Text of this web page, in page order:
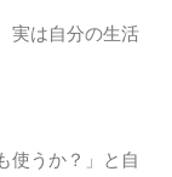
実は自分の生活
使うか？」と自